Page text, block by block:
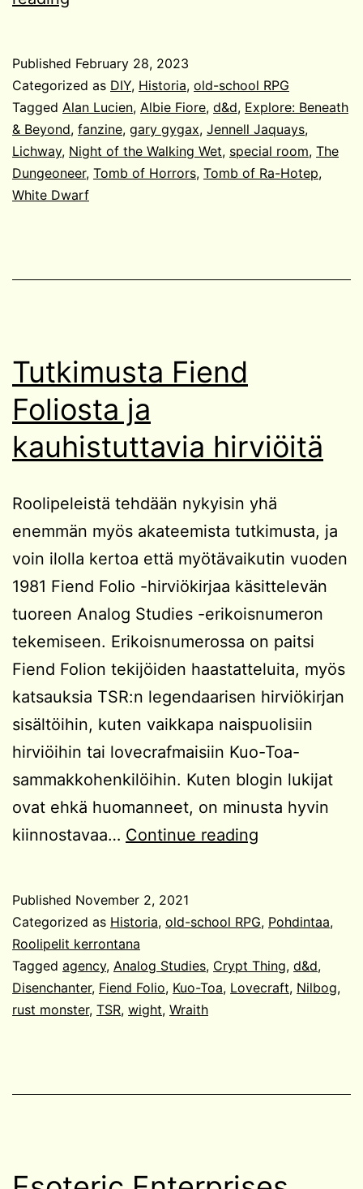
Published February 28, 2023
Categorized as DIY, Historia, old-school RPG
Tagged Alan Lucien, Albie Fiore, d&d, Explore: Beneath
& Beyond, fanzine, gary gygax, Jennell Jaquays,
Lichway, Night of the Walking Wet, special room, The
Dungeoneer, Tomb of Horrors, Tomb of Ra-Hotep,
White Dwarf
Tutkimusta Fiend
Foliosta ja
kauhistuttavia hirviöitä
Roolipeleistä tehdään nykyisin yhä
enemmän myös akateemista tutkimusta, ja
voin ilolla kertoa että myötävaikutin vuoden
1981 Fiend Folio -hirviökirjaa käsittelevän
tuoreen Analog Studies -erikoisnumeron
tekemiseen. Erikoisnumerossa on paitsi
Fiend Folion tekijöiden haastatteluita, myös
katsauksia TSR:n legendaarisen hirviökirjan
sisältöihin, kuten vaikkapa naispuolisiin
hirviöihin tai lovecrafmaisiin Kuo-Toa-
sammakkohenkilöihin. Kuten blogin lukijat
ovat ehkä huomanneet, on minusta hyvin
kiinnostavaa… Continue reading
ja
hirviöitä
Published November 2, 2021
Categorized as Historia, old-school RPG, Pohdintaa,
Roolipelit kerrontana
Tagged agency, Analog Studies, Crypt Thing, d&d,
Disenchanter, Fiend Folio, Kuo-Toa, Lovecraft, Nilbog,
rust monster, TSR, wight, Wraith